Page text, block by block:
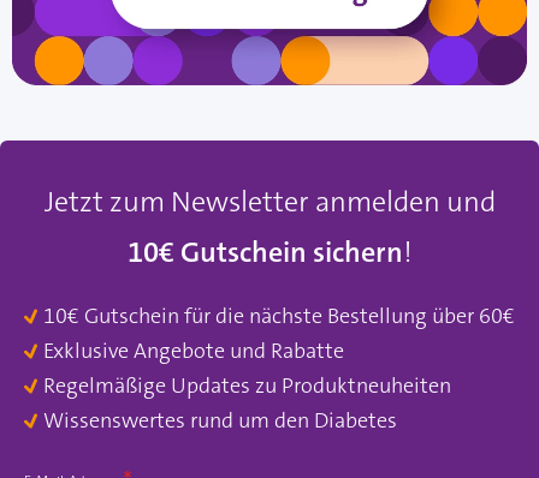
Jetzt zum Newsletter anmelden und
10€ Gutschein sichern!
10€ Gutschein für die nächste Bestellung über 60€
Exklusive Angebote und Rabatte
Regelmäßige Updates zu Produktneuheiten
Wissenswertes rund um den Diabetes